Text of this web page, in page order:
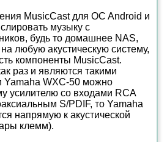
MusicCast для OC Android и
музыку с
будь то домашнее NAS,
любую акустическую систему,
компоненты MusicCast.
раз и являются такими
Yamaha WXC-50 можно
усилителю со входами RCA
S/PDIF, то Yamaha
напрямую к акустической
клемм).